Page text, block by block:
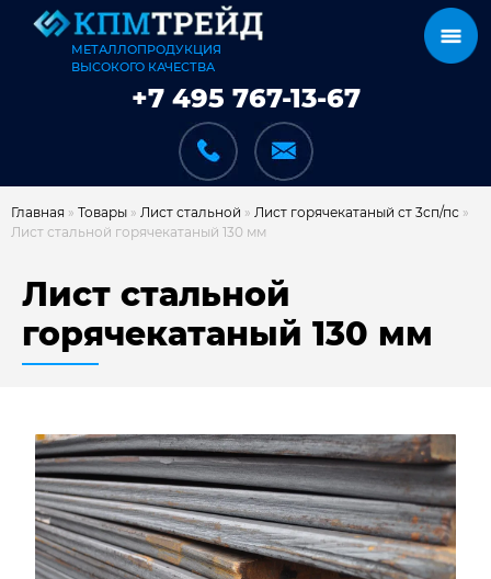
МЕТАЛЛОПРОДУКЦИЯ
ВЫСОКОГО КАЧЕСТВА
+7 495 767-13-67
КАК МЫ РАБОТАЕМ
ДОСТАВКА И ОПЛАТА
НАШИ ОБЪЕКТЫ
Главная » Товары » Лист стальной » Лист горячекатаный ст 3сп/пс »
Лист стальной горячекатаный 130 мм
Лист стальной
горячекатаный 130 мм